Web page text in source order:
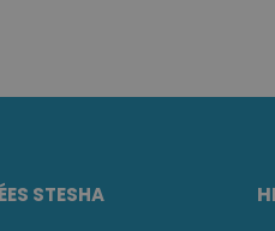
STESHA